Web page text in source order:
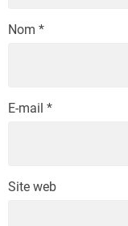
Nom *
E-mail *
Site web